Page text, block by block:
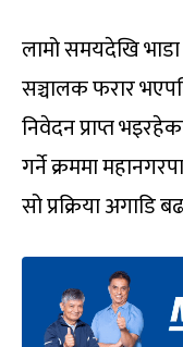
लामो समयदेखि
सञ्चालक फरार
निवेदन प्राप्त
गर्ने क्रममा
सो प्रक्रिया अगाडि